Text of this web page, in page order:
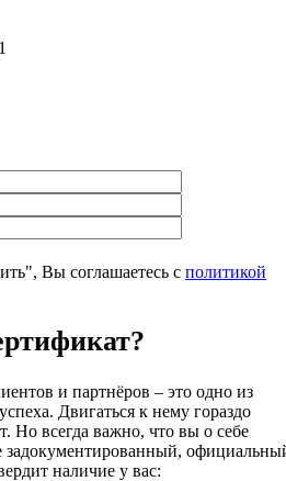
Вы соглашаетесь с политикой
и партнёров – это одно из
Двигаться к нему гораздо
Но всегда важно, что вы о себе
задокументированный,
наличие у вас: